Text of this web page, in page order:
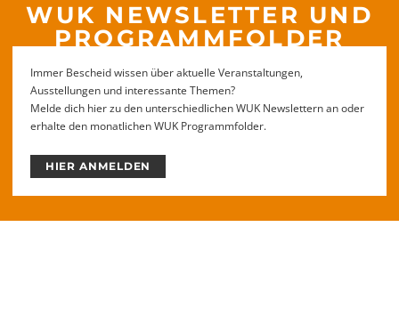
WUK NEWSLETTER UND
PROGRAMMFOLDER
Immer Bescheid wissen über aktuelle Veranstaltungen,
Ausstellungen und interessante Themen?
Melde dich hier zu den unterschiedlichen WUK Newslettern an oder
erhalte den monatlichen WUK Programmfolder.
HIER ANMELDEN